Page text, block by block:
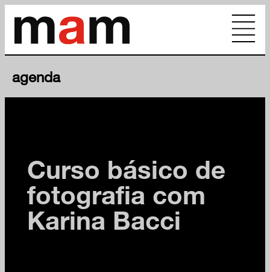
agenda
Curso básico de
fotografia com
Karina Bacci